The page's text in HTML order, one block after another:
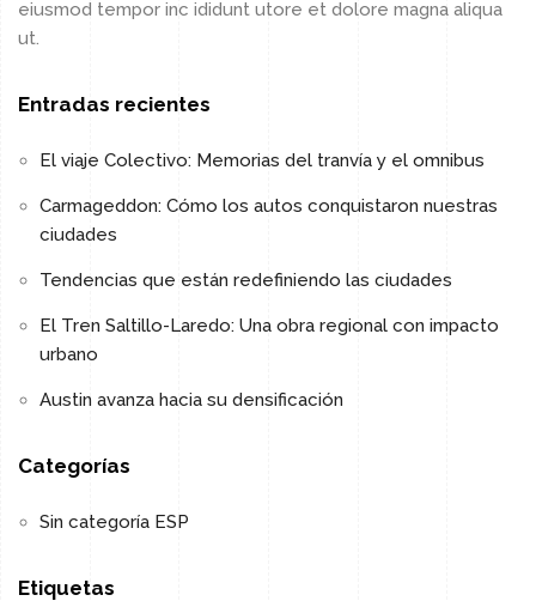
eiusmod tempor inc ididunt utore et dolore magna aliqua
ut.
Entradas recientes
El viaje Colectivo: Memorias del tranvía y el omnibus
Carmageddon: Cómo los autos conquistaron nuestras
ciudades
Tendencias que están redefiniendo las ciudades
El Tren Saltillo-Laredo: Una obra regional con impacto
urbano
Austin avanza hacia su densificación
Categorías
Sin categoría ESP
Etiquetas